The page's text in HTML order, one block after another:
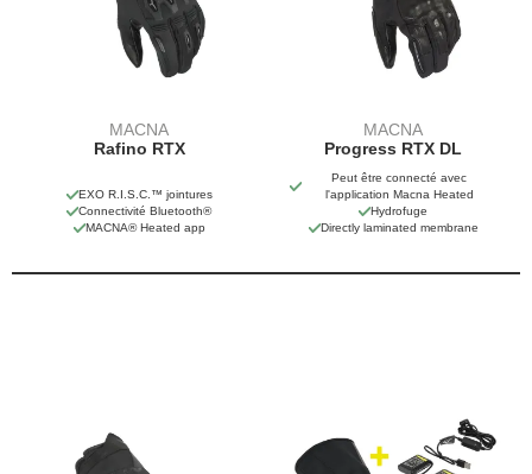
MACNA
Rafino RTX
EXO R.I.S.C.™ jointures
Connectivité Bluetooth®
MACNA® Heated app
MACNA
Progress RTX DL
Peut être connecté avec
l'application Macna Heated
Hydrofuge
Directly laminated membrane